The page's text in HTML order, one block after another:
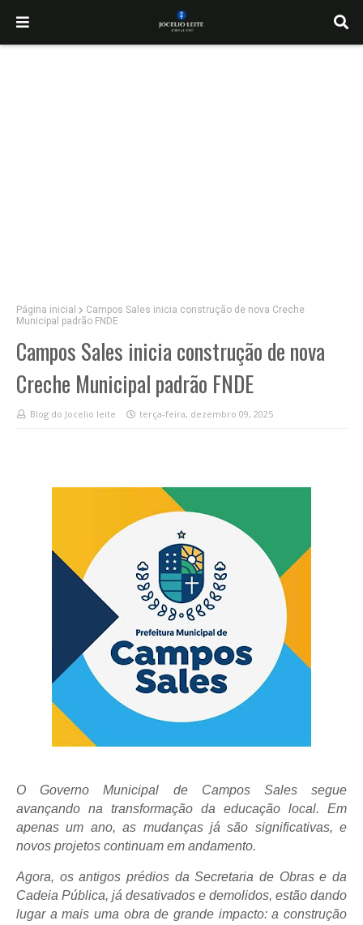
Página inicial
Campos Sales inicia construção de nova Creche
Municipal padrão FNDE
Campos Sales inicia construção de nova
Creche Municipal padrão FNDE
Blog do Jocelio leite terça-feira, dezembro 09, 2025
O Governo Municipal de Campos Sales segue
avançando na transformação da educação local. Em
apenas um ano, as mudanças já são significativas, e
novos projetos continuam em andamento.
Agora, os antigos prédios da Secretaria de Obras e da
Cadeia Pública, já desativados e demolidos, estão dando
lugar a mais uma obra de grande impacto: a construção